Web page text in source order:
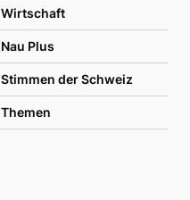
Wirtschaft
Nau Plus
Stimmen der Schweiz
Themen